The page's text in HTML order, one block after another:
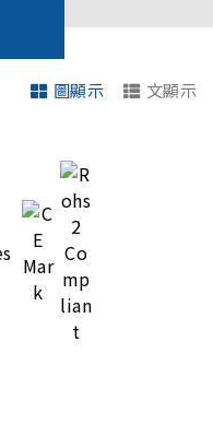
的層間短路、線圈與
良，所以在產品製造
進行多種缺陷的分析
質。脈衝測試擁有多種
的層間絕緣不良、品
圖顯示 文顯示